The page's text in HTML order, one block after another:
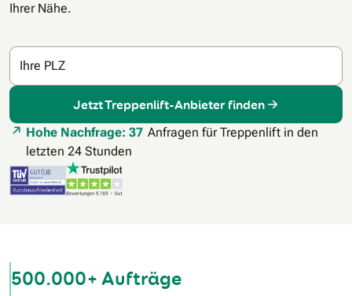
Ihrer Nähe.
Ihre PLZ
Jetzt Treppenlift-Anbieter finden
Hohe Nachfrage: 37 Anfragen für Treppenlift in den
letzten 24 Stunden
500.000+ Aufträge